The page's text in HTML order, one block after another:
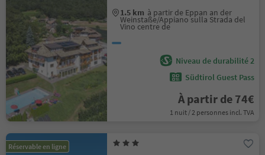
1.5 km à partir de Eppan an der
Weinstaße/Appiano sulla Strada del
Vino centre de
Niveau de durabilité 2
Südtirol Guest Pass
À partir de 74€
1 nuit / 2 personnes incl. TVA
Réservable en ligne